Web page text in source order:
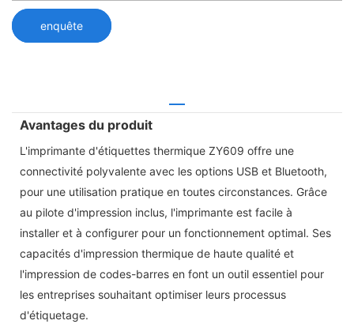
enquête
Avantages du produit
L'imprimante d'étiquettes thermique ZY609 offre une
connectivité polyvalente avec les options USB et Bluetooth,
pour une utilisation pratique en toutes circonstances. Grâce
au pilote d'impression inclus, l'imprimante est facile à
installer et à configurer pour un fonctionnement optimal. Ses
capacités d'impression thermique de haute qualité et
l'impression de codes-barres en font un outil essentiel pour
les entreprises souhaitant optimiser leurs processus
d'étiquetage.